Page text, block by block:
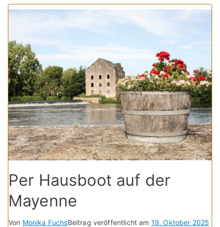
Per Hausboot auf der
Mayenne
Von Monika FuchsBeitrag veröffentlicht am 19. Oktober 2025